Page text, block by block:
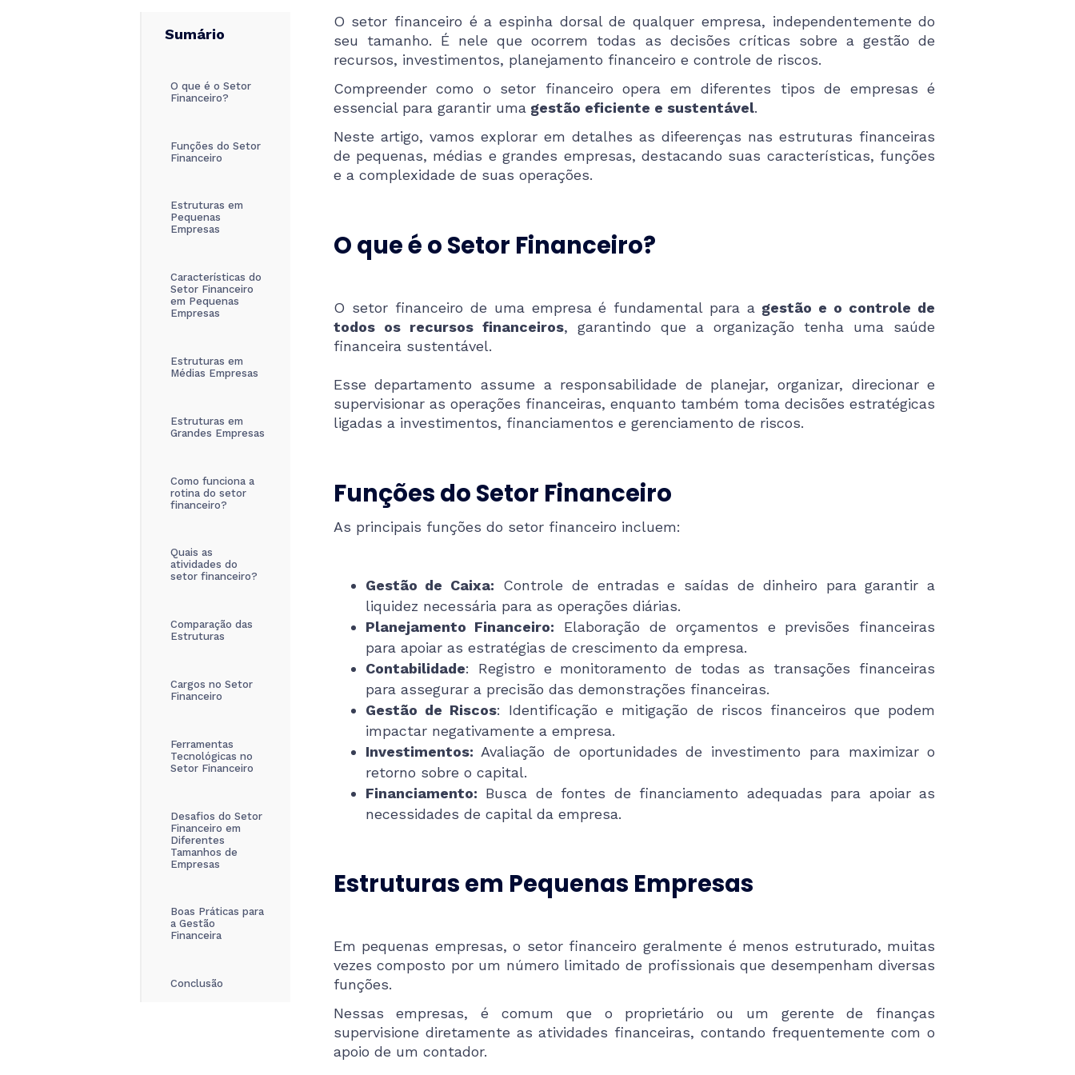
Sumário
O que é o Setor
Financeiro?
Funções do Setor
Financeiro
Estruturas em
Pequenas
Empresas
Características do
Setor Financeiro
em Pequenas
Empresas
Estruturas em
Médias Empresas
Estruturas em
Grandes Empresas
Como funciona a
rotina do setor
financeiro?
Quais as
atividades do
setor financeiro?
Comparação das
Estruturas
Cargos no Setor
Financeiro
Ferramentas
Tecnológicas no
Setor Financeiro
Desafios do Setor
Financeiro em
Diferentes
Tamanhos de
Empresas
Boas Práticas para
a Gestão
Financeira
Conclusão
O setor financeiro é a espinha dorsal de qualquer empresa, independentemente do
seu tamanho. É nele que ocorrem todas as decisões críticas sobre a gestão de
recursos, investimentos, planejamento financeiro e controle de riscos.
Compreender como o setor financeiro opera em diferentes tipos de empresas é
essencial para garantir umagestão eficiente e sustentável.
Neste artigo, vamos explorar em detalhes as difeerenças nas estruturas financeiras
de pequenas, médias e grandes empresas, destacando suas características, funções
e a complexidade de suas operações.
O que é o Setor Financeiro?
O setor financeiro de uma empresa é fundamental para a gestão e o controle de
todos os recursos financeiros, garantindo que a organização tenha uma saúde
financeira sustentável.
Esse departamento assume a responsabilidade de planejar, organizar, direcionar e
supervisionar as operações financeiras, enquanto também toma decisões estratégicas
ligadas a investimentos, financiamentos e gerenciamento de riscos.
Funções do Setor Financeiro
As principais funções do setor financeiro incluem:
Gestão de Caixa: Controle de entradas e saídas de dinheiro para garantir a
liquidez necessária para as operações diárias.
Planejamento Financeiro: Elaboração de orçamentos e previsões financeiras
para apoiar as estratégias de crescimento da empresa.
Contabilidade: Registro e monitoramento de todas as transações financeiras
para assegurar a precisão das demonstrações financeiras.
Gestão de Riscos: Identificação e mitigação de riscos financeiros que podem
impactar negativamente a empresa.
Investimentos: Avaliação de oportunidades de investimento para maximizar o
retorno sobre o capital.
Financiamento: Busca de fontes de financiamento adequadas para apoiar as
necessidades de capital da empresa.
Estruturas em Pequenas Empresas
Em pequenas empresas, o setor financeiro geralmente é menos estruturado, muitas
vezes composto por um número limitado de profissionais que desempenham diversas
funções.
Nessas empresas, é comum que o proprietário ou um gerente de finanças
supervisione diretamente as atividades financeiras, contando frequentemente com o
apoio de um contador.